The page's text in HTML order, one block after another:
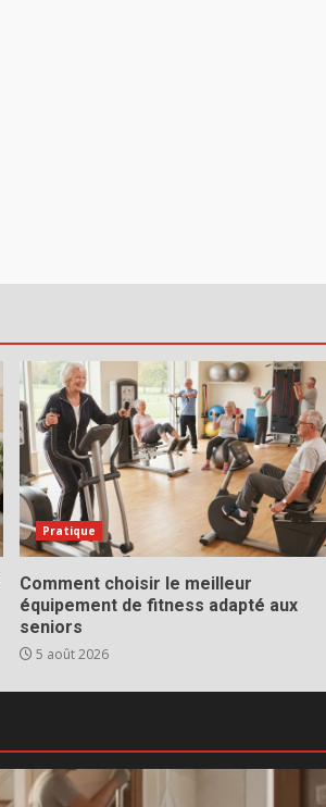
Pratique
Comment choisir le meilleur
équipement de fitness adapté aux
seniors
5 août 2026